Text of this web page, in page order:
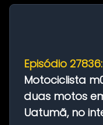
Episódio 27836:
Motociclista
duas motos
Uatumã, no